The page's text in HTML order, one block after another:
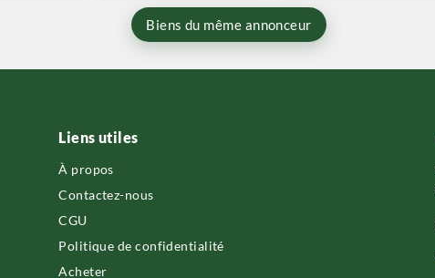
Biens du même annonceur
Liens utiles
À propos
Contactez-nous
CGU
Politique de confidentialité
Acheter